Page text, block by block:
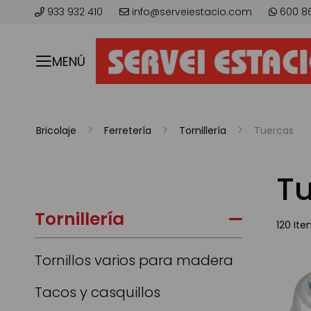
933 932 410 info@serveiestacio.com 600
MENÚ
Bricolaje Ferretería Tornillería Tuercas
120
Tornillería
Tornillos varios para madera
Tacos y casquillos